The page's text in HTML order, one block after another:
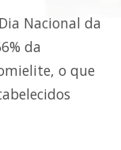
Nacional da
da
o que